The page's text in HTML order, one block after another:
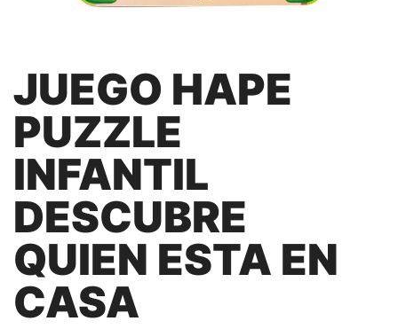
JUEGO HAPE
PUZZLE
INFANTIL
DESCUBRE
QUIEN ESTA EN
CASA